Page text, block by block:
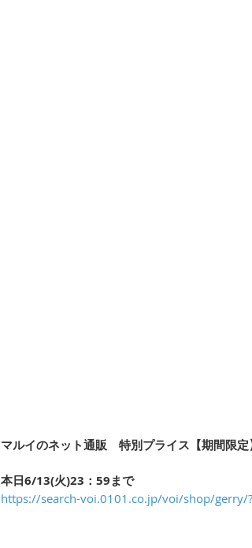
マルイのネット通販　特別プライス【期間限定】
本日6/13(火)23：59まで
https://search-voi.0101.co.jp/voi/shop/gerry/